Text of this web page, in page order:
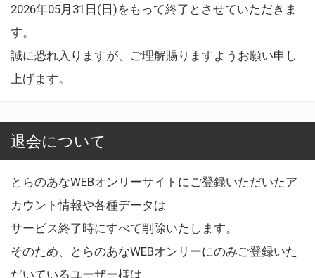
2026年05月31日(日)をもって終了とさせていただきま
す。
誠に恐れ入りますが、ご理解賜りますようお願い申し
上げます。
退会について
とらのあなWEBオンリーサイトにご登録いただいたア
カウント情報や各種データは
サービス終了時にすべて削除いたします。
そのため、とらのあなWEBオンリーにのみご登録いた
だいているユーザー様は